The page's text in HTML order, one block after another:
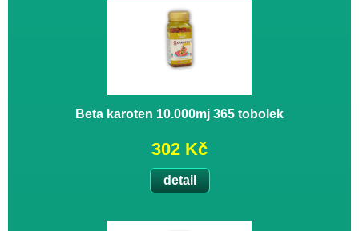
Beta karoten 10.000mj 365 tobolek
302 Kč
detail